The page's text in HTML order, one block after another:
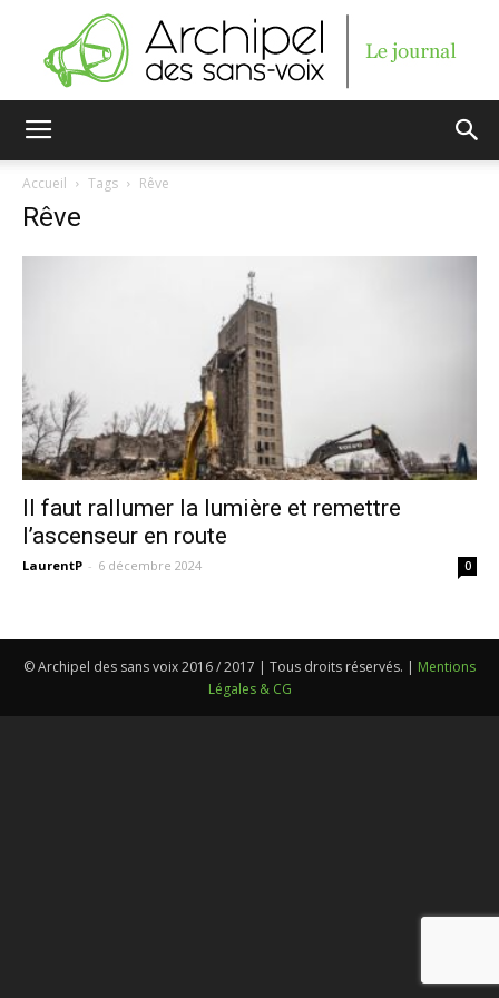
sans-
voix
Accueil Tags Rêve
Rêve
Il faut rallumer la lumière et remettre
l’ascenseur en route
LaurentP - 6 décembre 2024 0
© Archipel des sans voix 2016 / 2017 | Tous droits réservés. | Mentions
Légales & CG